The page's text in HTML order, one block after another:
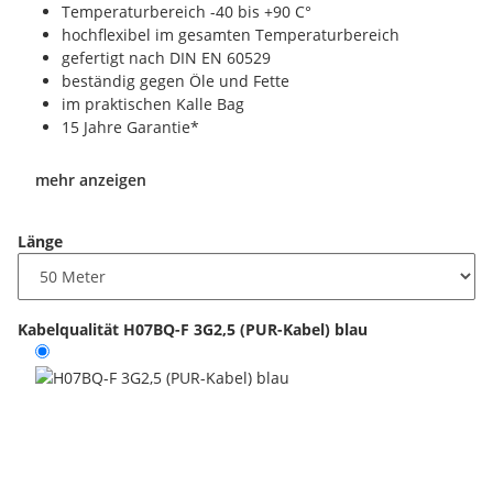
Temperaturbereich -40 bis +90 C°
hochflexibel im gesamten Temperaturbereich
gefertigt nach DIN EN 60529
beständig gegen Öle und Fette
im praktischen Kalle Bag
15 Jahre Garantie*
mehr anzeigen
Länge
Kabelqualität H07BQ-F 3G2,5 (PUR-Kabel) blau